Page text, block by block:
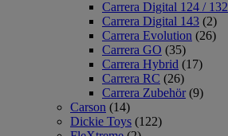
Carrera Digital 124 / 132
Carrera Digital 143 (2)
Carrera Evolution (26)
Carrera GO (35)
Carrera Hybrid (17)
Carrera RC (26)
Carrera Zubehör (9)
Carson (14)
Dickie Toys (122)